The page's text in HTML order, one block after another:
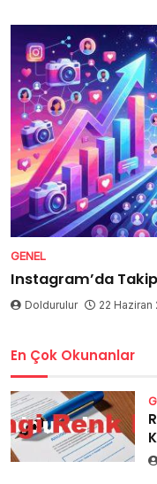
GENEL
Instagram’da
Doldurulur 22 Haziran
En Çok Okunanlar